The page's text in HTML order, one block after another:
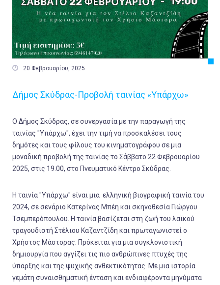
 20 Φεβρουαρίου, 2025
Δήμος Σκύδρας-Προβολή ταινίας «Υπάρχω»
Ο Δήμος Σκύδρας, σε συνεργασία με την παραγωγή της
ταινίας "Υπάρχω", έχει την τιμή να προσκαλέσει τους
δημότες και τους φίλους του κινηματογράφου σε μια
μοναδική προβολή της ταινίας το Σάββατο 22 Φεβρουαρίου
2025, στις 19.00, στο Πνευματικό Κέντρο Σκύδρας.
Η ταινία "Υπάρχω" είναι μια ελληνική βιογραφική ταινία του
2024, σε σενάριο Κατερίνας Μπέη και σκηνοθεσία Γιώργου
Τσεμπερόπουλου. Η ταινία βασίζεται στη ζωή του λαϊκού
τραγουδιστή Στέλιου Καζαντζίδη και πρωταγωνιστεί ο
Χρήστος Μάστορας. Πρόκειται για μια συγκλονιστική
δημιουργία που αγγίζει τις πιο ανθρώπινες πτυχές της
ύπαρξης και της ψυχικής ανθεκτικότητας. Με μια ιστορία
γεμάτη συναισθηματική ένταση και ενδιαφέροντα μηνύματα